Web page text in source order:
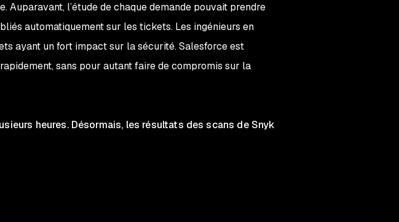
l’étude de chaque demande pouvait prendre
automatiquement sur les tickets. Les ingénieurs en
ayant un fort impact sur la sécurité. Salesforce est
sans pour autant faire de compromis sur la
heures. Désormais, les résultats des scans de Snyk